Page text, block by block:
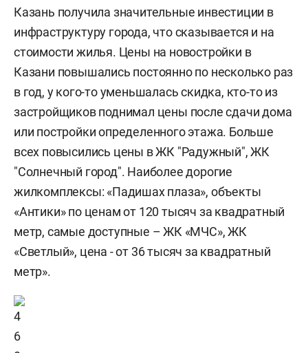
Казань получила значительные инвестиции в
инфраструктуру города, что сказывается и на
стоимости жилья. Цены на новостройки в
Казани повышались постоянно по несколько раз
в год, у кого-то уменьшалась скидка, кто-то из
застройщиков поднимал цены после сдачи дома
или постройки определенного этажа. Больше
всех повысились цены в ЖК "Радужный", ЖК
"Солнечный город". Наиболее дорогие
жилкомплексы: «Падишах плаза», объекты
«Антики» по ценам от 120 тысяч за квадратный
метр, самые доступные – ЖК «МЧС», ЖК
«Светлый», цена - от 36 тысяч за квадратный
метр».